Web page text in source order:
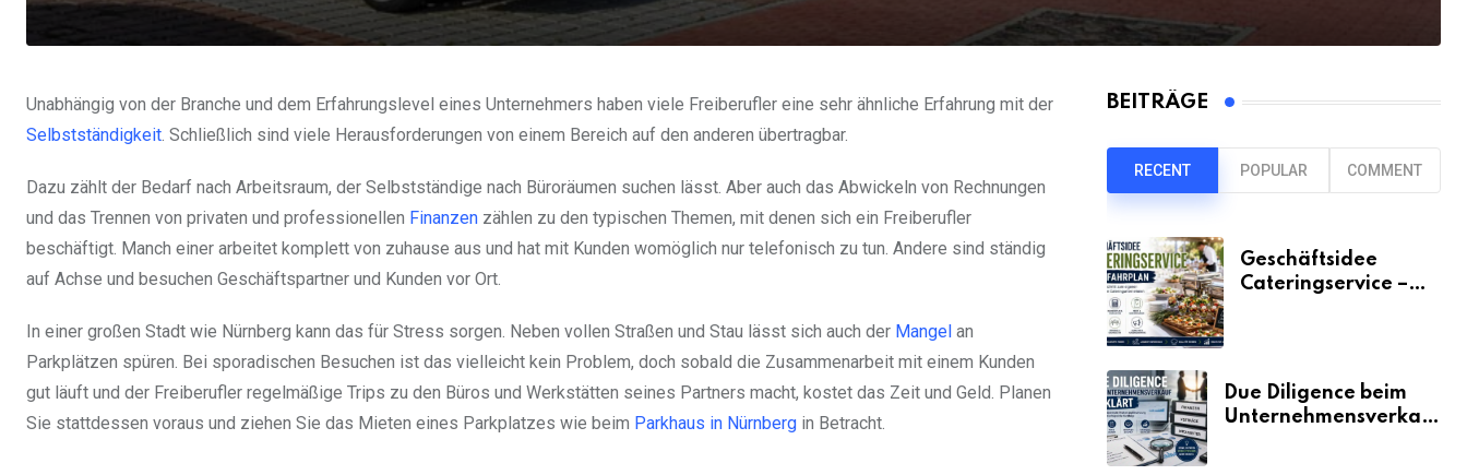
Unabhängig von der Branche und dem Erfahrungslevel eines Unternehmers haben viele Freiberufler eine sehr ähnliche Erfahrung mit der
Selbstständigkeit. Schließlich sind viele Herausforderungen von einem Bereich auf den anderen übertragbar.
Dazu zählt der Bedarf nach Arbeitsraum, der Selbstständige nach Büroräumen suchen lässt. Aber auch das Abwickeln von Rechnungen
und das Trennen von privaten und professionellen Finanzen zählen zu den typischen Themen, mit denen sich ein Freiberufler
beschäftigt. Manch einer arbeitet komplett von zuhause aus und hat mit Kunden womöglich nur telefonisch zu tun. Andere sind ständig
auf Achse und besuchen Geschäftspartner und Kunden vor Ort.
In einer großen Stadt wie Nürnberg kann das für Stress sorgen. Neben vollen Straßen und Stau lässt sich auch der Mangel an
Parkplätzen spüren. Bei sporadischen Besuchen ist das vielleicht kein Problem, doch sobald die Zusammenarbeit mit einem Kunden
gut läuft und der Freiberufler regelmäßige Trips zu den Büros und Werkstätten seines Partners macht, kostet das Zeit und Geld. Planen
Sie stattdessen voraus und ziehen Sie das Mieten eines Parkplatzes wie beim Parkhaus in Nürnberg in Betracht.
BEITRÄGE
RECENT POPULAR COMMENT
Geschäftsidee
Cateringservice –
Due Diligence beim
Unternehmensverkauf